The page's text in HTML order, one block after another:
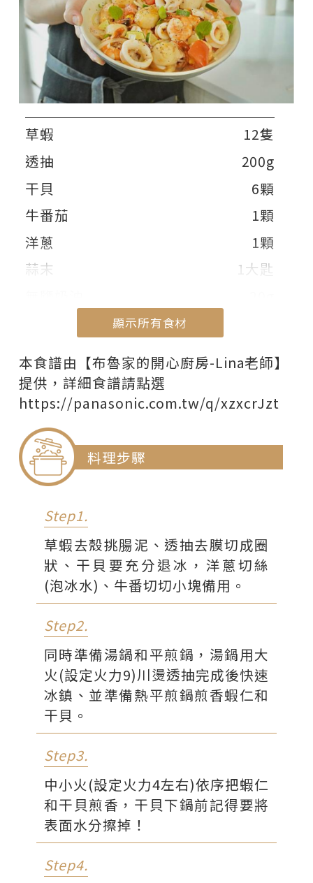
草蝦
12隻
透抽
200g
干貝
6顆
牛番茄
1顆
洋蔥
1顆
蒜末
1大匙
糖
檸檬汁
30ml
番茄醬
是拉差辣醬
顯示所有食材
顯示部份食材
本食譜由【布魯家的開心廚房-Lina老師】
提供，詳細食譜請點選
https://panasonic.com.tw/q/xzxcrJzt
料理步驟
Step1.
草蝦去殼挑腸泥、透抽去膜切成圈
狀、干貝要充分退冰，洋蔥切絲
(泡冰水)、牛番切切小塊備用。
Step2.
同時準備湯鍋和平煎鍋，湯鍋用大
火(設定火力9)川燙透抽完成後快速
冰鎮、並準備熱平煎鍋煎香蝦仁和
干貝。
Step3.
中小火(設定火力4左右)依序把蝦仁
和干貝煎香，干貝下鍋前記得要將
表面水分擦掉！
Step4.